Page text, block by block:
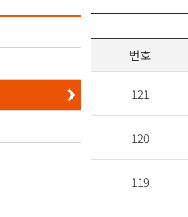
번호
121
120
119